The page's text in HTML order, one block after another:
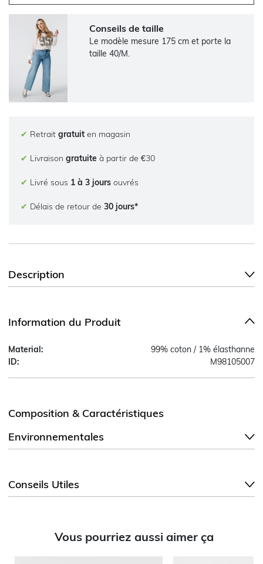
Conseils de taille
Le modèle mesure 175 cm et porte la
taille 40/M.
✔ Retrait gratuit en magasin
✔ Livraison gratuite à partir de €30
✔ Livré sous 1 à 3 jours ouvrés
✔ Délais de retour de 30 jours*
Description
Information du Produit
Material:
99% coton / 1% élasthanne
ID:
M98105007
Composition & Caractéristiques
Environnementales
Conseils Utiles
Vous pourriez aussi aimer ça